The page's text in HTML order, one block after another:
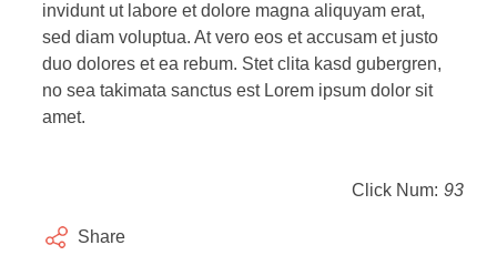
invidunt ut labore et dolore magna aliquyam erat,
sed diam voluptua. At vero eos et accusam et justo
duo dolores et ea rebum. Stet clita kasd gubergren,
no sea takimata sanctus est Lorem ipsum dolor sit
amet.
Click Num: 93
Share